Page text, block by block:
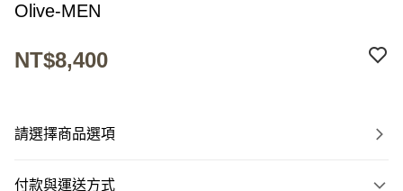
Olive-MEN
NT$8,400
請選擇商品選項
付款與運送方式